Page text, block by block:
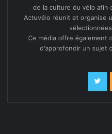
de la culture du vélo afin
Actuvélo réunit et organise
Ce média offre également
d'approfondir un sujet